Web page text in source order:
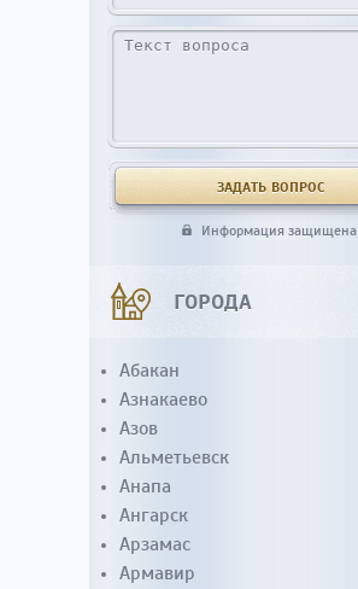
Информация защищена
ГОРОДА
Абакан
Азнакаево
Азов
Альметьевск
Анапа
Ангарск
Арзамас
Армавир